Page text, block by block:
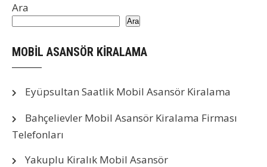
Ara
Ara
MOBİL ASANSÖR KİRALAMA
Eyüpsultan Saatlik Mobil Asansör Kiralama
Bahçelievler Mobil Asansör Kiralama Firması
Telefonları
Yakuplu Kiralık Mobil Asansör